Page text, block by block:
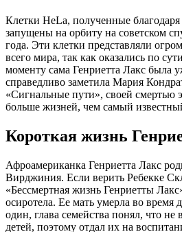
Клетки HeLa, полученные
запущены на орбиту на советском
года. Эти клетки представляли
всего мира, так как оказались по
моменту сама Генриетта Лакс была
справедливо заметила Мария
«Сигнальные пути», своей смертью
больше жизней, чем самый
Короткая жизнь
Афроамериканка Генриетта Лакс
Вирджиния. Если верить Ребекке
«Бессмертная жизнь Генриетты
осиротела. Ее мать умерла во время
один, глава семейства понял, что не
детей, поэтому отдал их на